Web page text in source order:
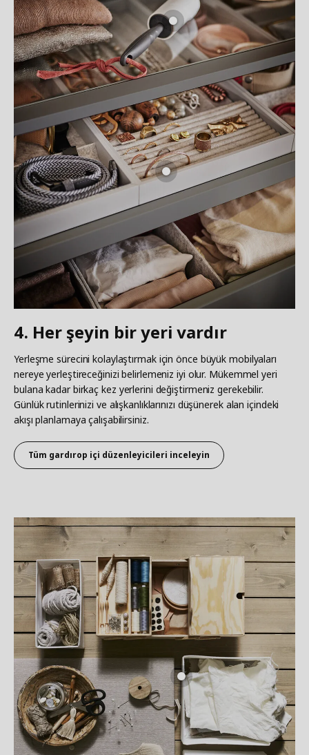
4. Her şeyin bir yeri vardır
Yerleşme sürecini kolaylaştırmak için önce büyük mobilyaları
nereye yerleştireceğinizi belirlemeniz iyi olur. Mükemmel yeri
bulana kadar birkaç kez yerlerini değiştirmeniz gerekebilir.
Günlük rutinlerinizi ve alışkanlıklarınızı düşünerek alan içindeki
akışı planlamaya çalışabilirsiniz.
Tüm gardırop içi düzenleyicileri inceleyin